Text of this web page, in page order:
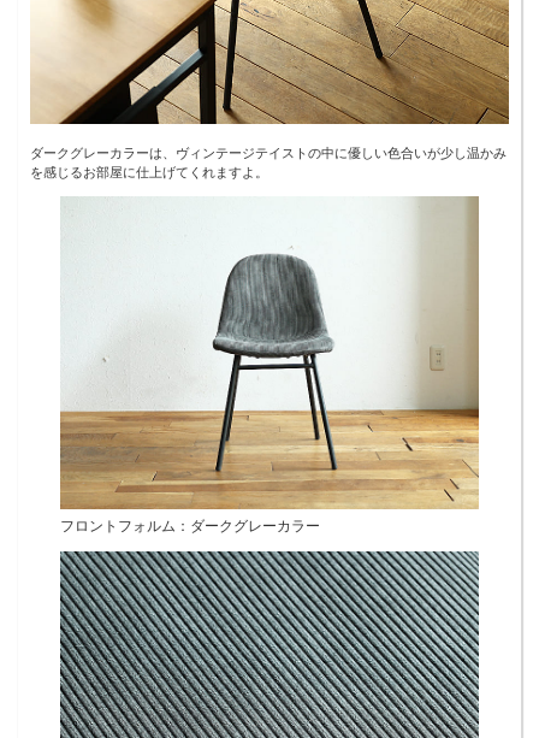
ダークグレーカラーは、ヴィンテージテイストの中に優しい色合いが少し温かみ
を感じるお部屋に仕上げてくれますよ。
フロントフォルム：ダークグレーカラー